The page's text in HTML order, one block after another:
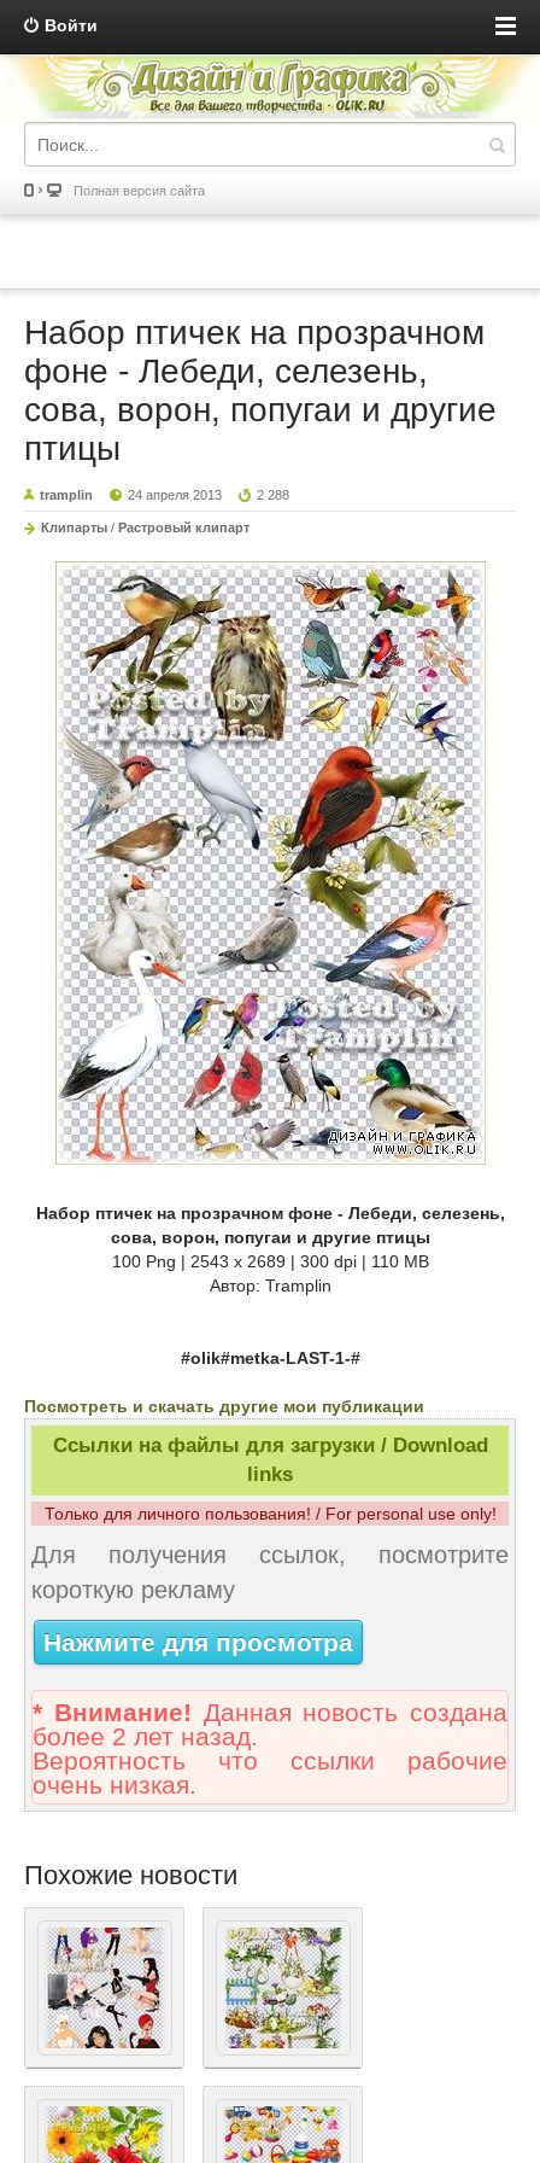
Войти
Полная версия сайта
Набор птичек на прозрачном
фоне - Лебеди, селезень,
сова, ворон, попугаи и другие
птицы
tramplin 24 апреля 2013 2 288
Клипарты / Растровый клипарт
Набор птичек на прозрачном фоне - Лебеди, селезень,
сова, ворон, попугаи и другие птицы
100 Png | 2543 x 2689 | 300 dpi | 110 MB
Автор: Tramplin
#olik#metka-LAST-1-#
Посмотреть и скачать другие мои публикации
Ссылки на файлы для загрузки / Download
links
Только для личного пользования! / For personal use only!
Для получения ссылок, посмотрите
короткую рекламу
Нажмите для просмотра
* Внимание! Данная новость создана
более 2 лет назад.
Вероятность что ссылки рабочие
очень низкая.
Похожие новости